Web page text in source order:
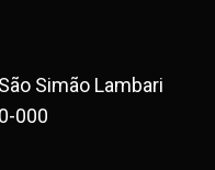
Simão Lambari
000